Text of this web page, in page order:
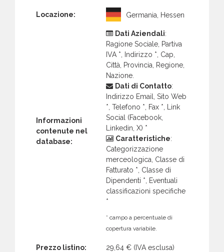
Locazione: Germania, Hessen
Informazioni
contenute nel
database:
Dati Aziendali:
Ragione Sociale, Partiva
IVA *, Indirizzo *, Cap,
Città, Provincia, Regione,
Nazione.
Dati di Contatto:
Indirizzo Email, Sito Web
*, Telefono *, Fax *, Link
Social (Facebook,
Linkedin, X) *
Caratteristiche:
Categorizzazione
merceologica, Classe di
Fatturato *, Classe di
Dipendenti *, Eventuali
classificazioni specifiche
*
* campo a percentuale di
copertura variabile.
Prezzo listino: 29,64 € (IVA esclusa)